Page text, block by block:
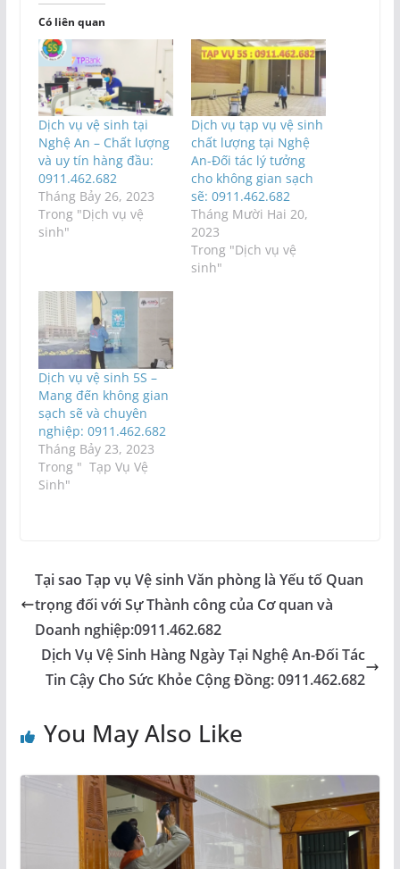
Có liên quan
Dịch vụ vệ sinh tại
Nghệ An – Chất lượng
và uy tín hàng đầu:
0911.462.682
Tháng Bảy 26, 2023
Trong "Dịch vụ vệ
sinh"
Dịch vụ tạp vụ vệ sinh
chất lượng tại Nghệ
An-Đối tác lý tưởng
cho không gian sạch
sẽ: 0911.462.682
Tháng Mười Hai 20,
2023
Trong "Dịch vụ vệ
sinh"
Dịch vụ vệ sinh 5S –
Mang đến không gian
sạch sẽ và chuyên
nghiệp: 0911.462.682
Tháng Bảy 23, 2023
Trong " Tạp Vụ Vệ
Sinh"
Tại sao Tạp vụ Vệ sinh Văn phòng là Yếu tố Quan
trọng đối với Sự Thành công của Cơ quan và
Doanh nghiệp:0911.462.682
Dịch Vụ Vệ Sinh Hàng Ngày Tại Nghệ An-Đối Tác
Tin Cậy Cho Sức Khỏe Cộng Đồng: 0911.462.682
You May Also Like